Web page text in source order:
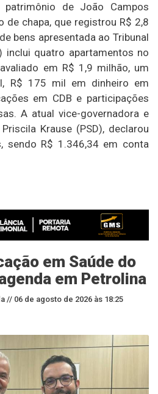
patrimônio de João Campos
de chapa, que registrou R$ 2,8
bens apresentada ao Tribunal
inclui quatro apartamentos no
em R$ 1,9 milhão, um
R$ 175 mil em dinheiro em
em CDB e participações
A atual vice-governadora e
Krause (PSD), declarou
sendo R$ 1.346,34 em conta
em Saúde do
em Petrolina
// 06 de agosto de 2026 às 18:25